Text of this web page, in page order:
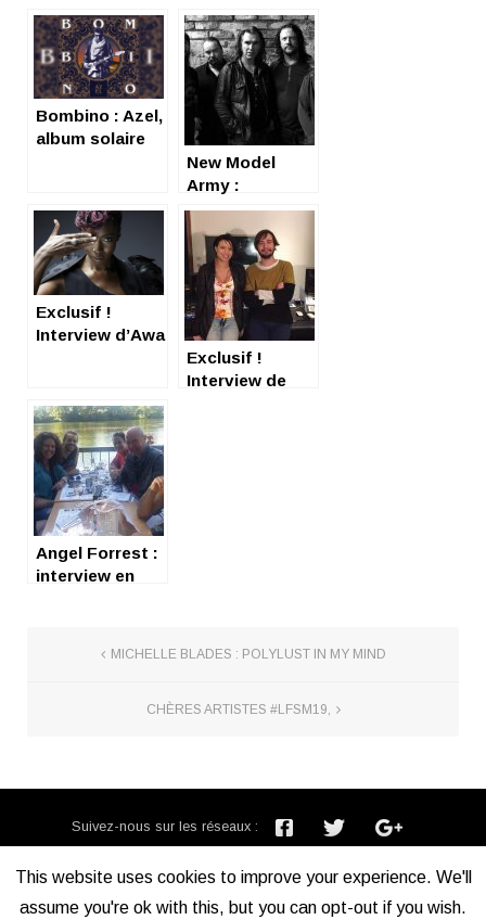
Bombino : Azel,
album solaire
New Model
Army :
interview et
review
(admiratives)
Exclusif !
Interview d’Awa
Exclusif !
Interview de
Angel Forrest :
interview en
MICHELLE BLADES : POLYLUST IN MY MIND
CHÈRES ARTISTES #LFSM19,
Suivez-nous sur les réseaux :
This website uses cookies to improve your experience. We'll
assume you're ok with this, but you can opt-out if you wish.